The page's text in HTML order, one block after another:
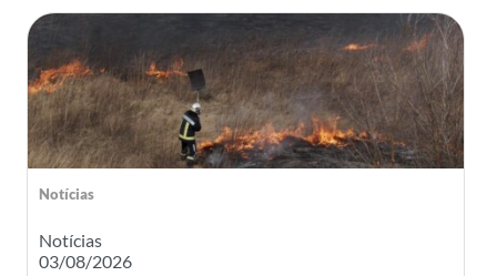
Notícias
Notícias
03/08/2026